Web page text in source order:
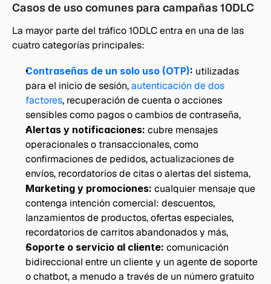
Casos de uso comunes para campañas 10DLC
La mayor parte del tráfico 10DLC entra en una de las
cuatro categorías principales:
Contraseñas de un solo uso (OTP): utilizadas
para el inicio de sesión, autenticación de dos
factores, recuperación de cuenta o acciones
sensibles como pagos o cambios de contraseña,
Alertas y notificaciones: cubre mensajes
operacionales o transaccionales, como
confirmaciones de pedidos, actualizaciones de
envíos, recordatorios de citas o alertas del sistema,
Marketing y promociones: cualquier mensaje que
contenga intención comercial: descuentos,
lanzamientos de productos, ofertas especiales,
recordatorios de carritos abandonados y más,
Soporte o servicio al cliente: comunicación
bidireccional entre un cliente y un agente de soporte
o chatbot, a menudo a través de un número gratuito